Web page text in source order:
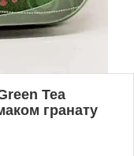
Tea
гранату